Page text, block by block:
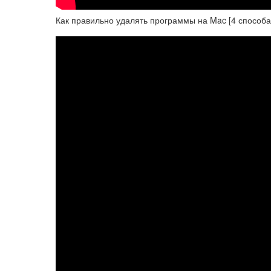
Как правильно удалять программы на Mac [4